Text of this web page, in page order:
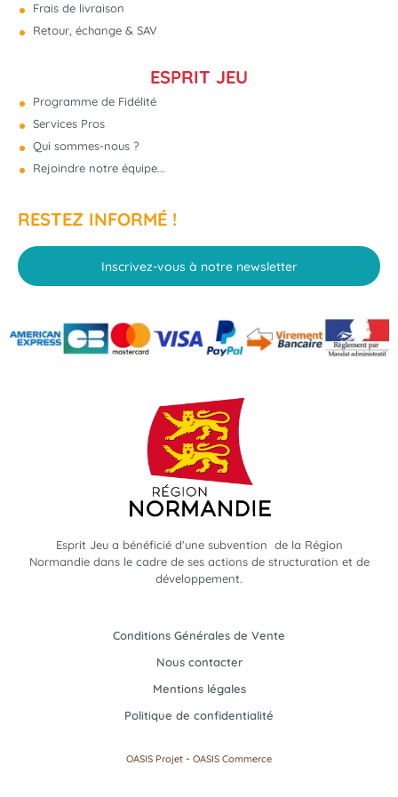
Frais de livraison
Retour, échange & SAV
ESPRIT JEU
Programme de Fidélité
Services Pros
Qui sommes-nous ?
Rejoindre notre équipe...
RESTEZ INFORMÉ !
Inscrivez-vous à notre newsletter
Esprit Jeu a bénéficié d'une subvention de la Région
Normandie dans le cadre de ses actions de structuration et de
développement.
Conditions Générales de Vente
Nous contacter
Mentions légales
Politique de confidentialité
OASIS Projet - OASIS Commerce